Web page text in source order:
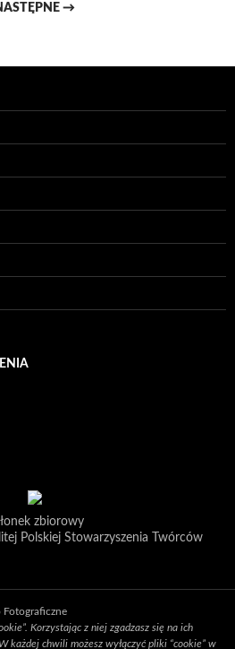
→
zbiorowy
Polskiej Stowarzyszenia Twórców
Fotograficzne
Korzystając z niej zgadzasz się na ich
każdej chwili możesz wyłączyć pliki “cookie” w